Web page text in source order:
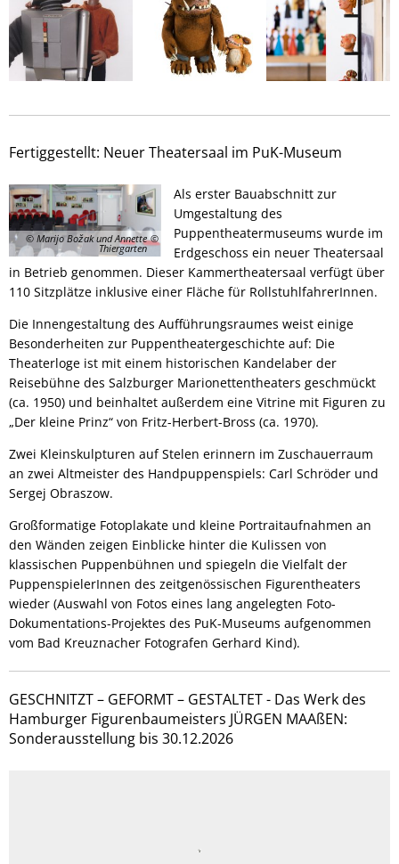
Fertiggestellt: Neuer Theatersaal im PuK-Museum
© Marijo Božak und Annette
Thiergarten
Als erster Bauabschnitt zur
Umgestaltung des
Puppentheatermuseums wurde im
Erdgeschoss ein neuer Theatersaal
in Betrieb genommen. Dieser Kammertheatersaal verfügt über
110 Sitzplätze inklusive einer Fläche für RollstuhlfahrerInnen.
Die Innengestaltung des Aufführungsraumes weist einige
Besonderheiten zur Puppentheatergeschichte auf: Die
Theaterloge ist mit einem historischen Kandelaber der
Reisebühne des Salzburger Marionettentheaters geschmückt
(ca. 1950) und beinhaltet außerdem eine Vitrine mit Figuren zu
„Der kleine Prinz“ von Fritz-Herbert-Bross (ca. 1970).
Zwei Kleinskulpturen auf Stelen erinnern im Zuschauerraum
an zwei Altmeister des Handpuppenspiels: Carl Schröder und
Sergej Obraszow.
Großformatige Fotoplakate und kleine Portraitaufnahmen an
den Wänden zeigen Einblicke hinter die Kulissen von
klassischen Puppenbühnen und spiegeln die Vielfalt der
PuppenspielerInnen des zeitgenössischen Figurentheaters
wieder (Auswahl von Fotos eines lang angelegten Foto-
Dokumentations-Projektes des PuK-Museums aufgenommen
vom Bad Kreuznacher Fotografen Gerhard Kind).
GESCHNITZT – GEFORMT – GESTALTET - Das Werk des
Hamburger Figurenbaumeisters JÜRGEN MAAßEN:
Sonderausstellung bis 30.12.2026